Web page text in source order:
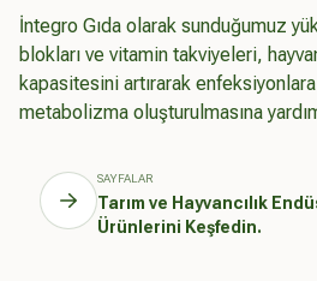
İntegro Gıda olarak sunduğumuz
blokları ve vitamin takviyeleri,
kapasitesini artırarak
metabolizma oluşturulmasına
SAYFALAR
Tarım ve Hayvancılık
Ürünlerini Keşfedin.